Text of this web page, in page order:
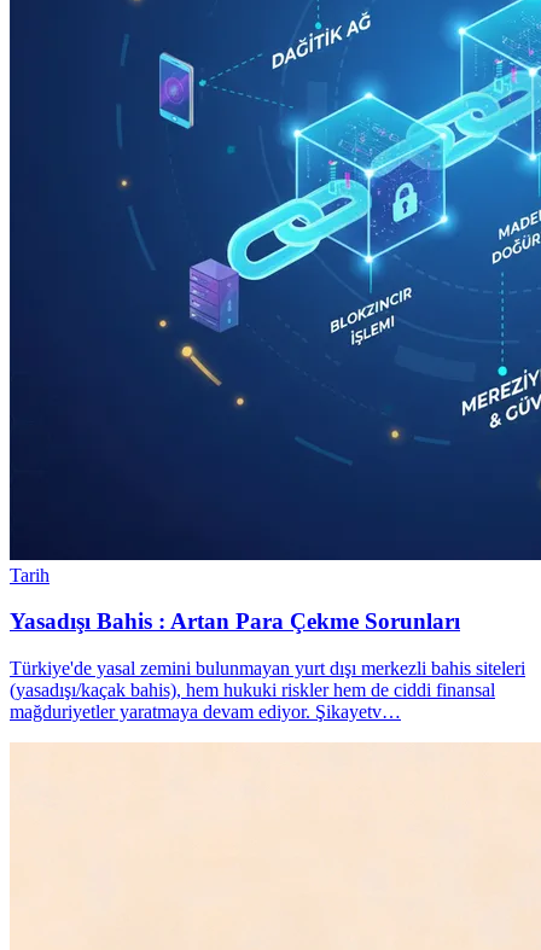
Tarih
Yasadışı Bahis : Artan Para Çekme Sorunları
Türkiye'de yasal zemini bulunmayan yurt dışı merkezli bahis siteleri
(yasadışı/kaçak bahis), hem hukuki riskler hem de ciddi finansal
mağduriyetler yaratmaya devam ediyor. Şikayetv…